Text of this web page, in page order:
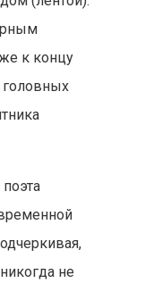
к концу
не